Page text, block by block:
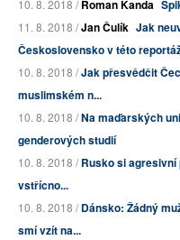
10. 8. 2018 /Roman Kanda
11. 8. 2018 /Jan Čulík Jak
Československo v této
10. 8. 2018 /Jak přesvědčit
muslimském n...
10. 8. 2018 /Na maďarských
genderových studií
10. 8. 2018 /Rusko si
vstřícno...
10. 8. 2018 /Dánsko: Žádný
smí vzít na...